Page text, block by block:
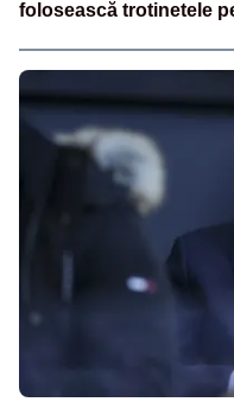
folosească trotinetele